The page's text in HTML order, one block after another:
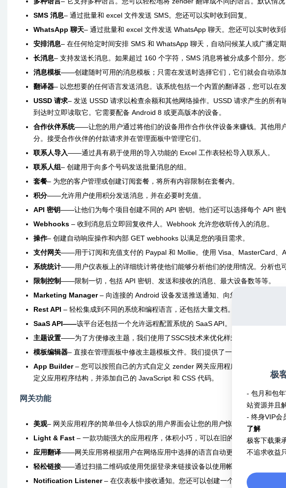
SMS 消息– 通过批量和 excel 文件发送 SMS。您还可以实时收到回复。
WhatsApp 聊天– 通过批量和 excel 文件发送 WhatsApp 聊天。您还可以实时收到
安排消息– 在任何给定时间安排 SMS 和 WhatsApp 聊天，自动问候某人或广播定期
长消息– 支持发送长消息。如果超过 160 个字符，SMS 消息将被分成多个部分。您
消息模板——创建随时可用的消息模板；只需在发送时选择它们，它们就会自动添加
翻译器– 以您想要的任何语言发送消息。该系统包括一个内置的翻译器，您可以在
USSD 请求– 发送 USSD 请求以检查余额和其他网络操作。USSD 请求产生的所
到达时立即读取它。它需要配备 Android 8 或更高版本的设备。
合作伙伴系统——让您的用户通过将他们的设备用作合作伙伴设备来赚钱。其他用
分。接受合作伙伴的付款请求并在管理面板中管理它们。
联系人导入——通过具有易于使用的导入功能的 Excel 工作表轻松导入联系人。
联系人组– 创建用于向多个号码发送批量消息的组。
套餐– 为您的客户管理或创建订阅套餐，将所有内容限制在套餐内。
积分——允许用户使用积分发送消息，并在必要时充值。
API 密钥——让他们为每个项目创建不同的 API 密钥。他们还可以选择每个 API 密
Webhooks – 收到消息后立即回复收件人。Webhook 允许您收听传入的消息。
操作– 创建自动响应操作和内部 GET webhooks 以满足您的项目需求。
支付网关——用于订阅和充值支付的 Paypal 和 Mollie。使用 Visa、MasterCard、
系统统计——用户仪表板上的详细统计将使他们能够分析他们的使用情况。分析也
限制控制——限制一切，包括 API 密钥、发送和接收的消息、最大设备数等等。
Marketing Manager– 向连接的 Android 设备发送推送通知、向您的平台用户发送
Rest API – 轻松集成到不同的系统和编程语言，还包括大量文档。
SaaS API——该平台还包括一个允许远程配置系统的 SaaS API。
主题设置——为了方便修改主题，我们使用了SSCS技术来优化样式表。添加您的自
模板编辑器– 直接在管理面板中修改主题模板文件。我们提供了一个您可以使用的智
App Builder– 您可以按照自己的方式自定义 zender 网关应用程序。您将能够使
定义应用程序结构，并添加自己的 JavaScript 和 CSS 代码。
网关功能
美观– 网关应用程序的简单但令人惊叹的用户界面会让您的用户惊叹不已。
Light & Fast – 一款功能强大的应用程序，体积小巧，可以在旧的 Android 设备上
应用翻译——网关应用将根据用户在网络应用中选择的语言自动更改其语言。
轻松链接——通过扫描二维码或使用凭据登录来链接设备以使用帐户。
Notification Listener– 在仪表板中接收通知。您还可以创建一个 webhook 以在
极
- 包月和包
站资源并且
- 终身VIP会
了解
极客下载秉
不追求收益